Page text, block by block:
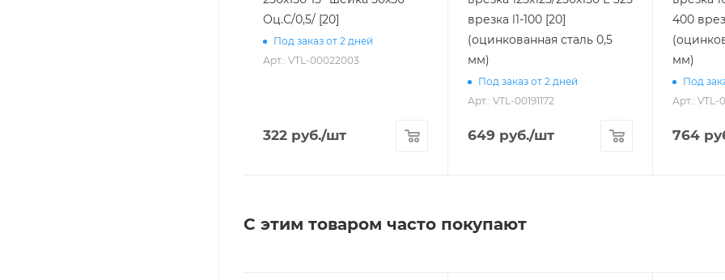
Оц.С/0,5/ [20]
Под заказ от 2 дней
Арт.: VTL-00022003
322 руб./шт
врезка l1-100 [20]
(оцинкованная сталь 0,5
мм)
Под заказ от 2 дней
Арт.: VTL-00191172
649 руб./шт
400 врезка l1-100 [20]
мм)
Под
Арт.: VTL-
764
С этим товаром часто покупают